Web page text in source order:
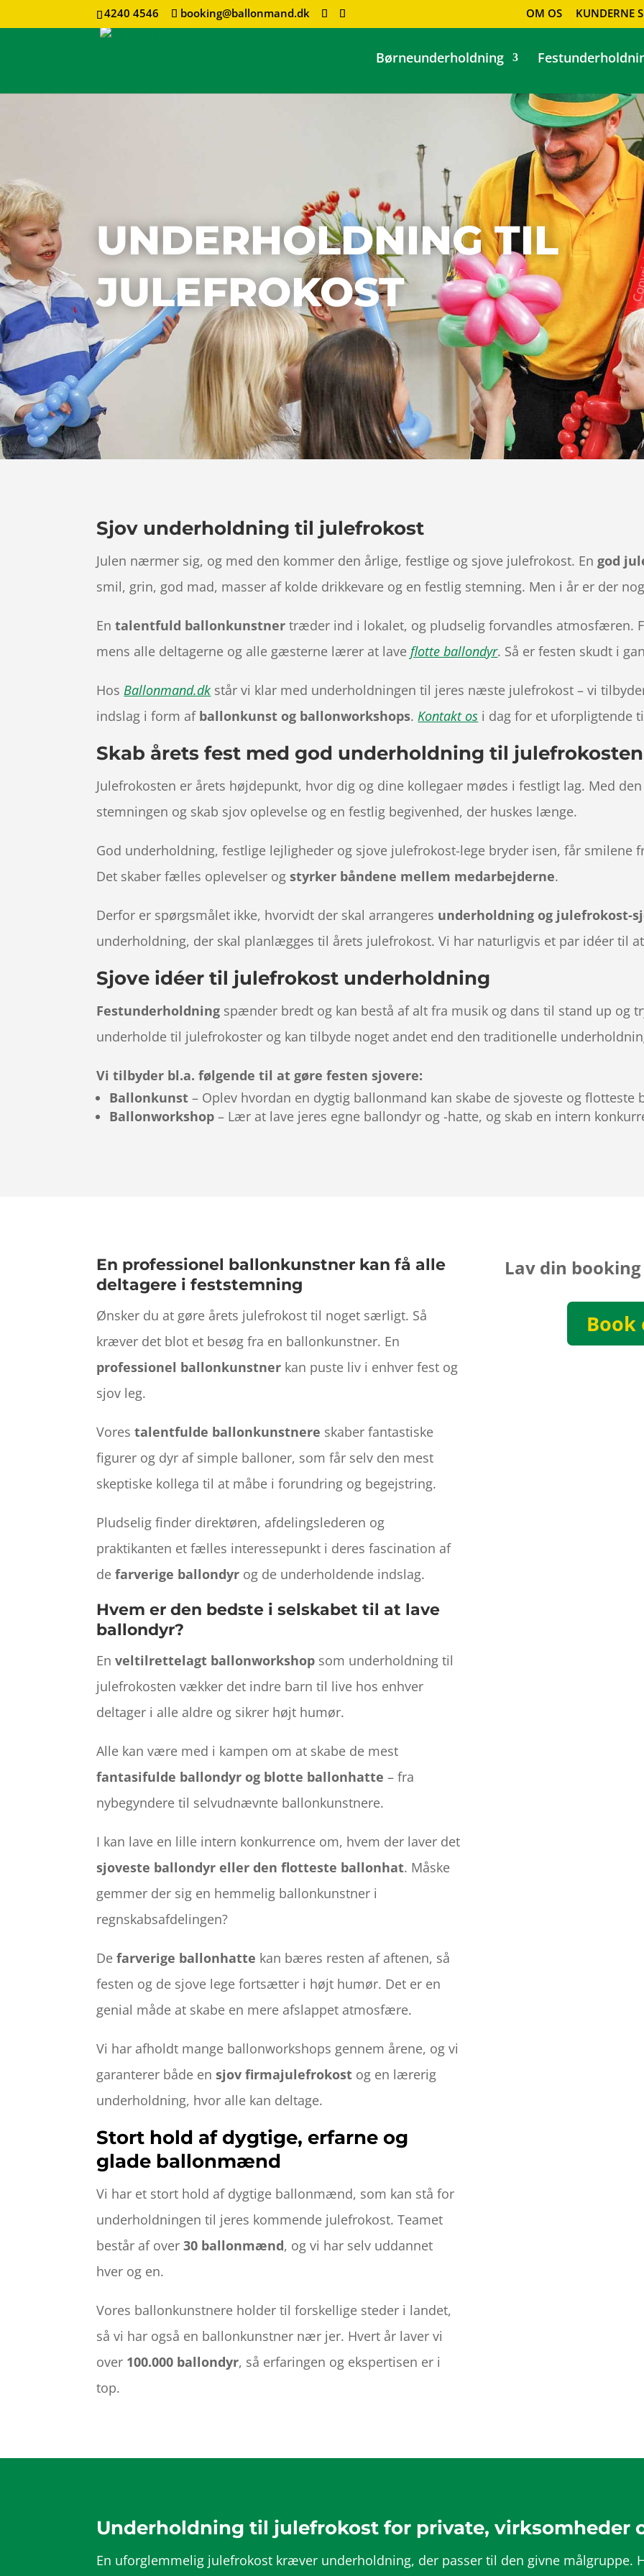
4240 4546 booking@ballonmand.dk OM OS KUNDERNE
Børneunderholdning
UNDERHOLDNING TIL
JULEFROKOST
Sjov underholdning til julefrokost
Julen nærmer sig, og med den kommer den årlige, festlige og sjove julefrokost. Engod
smil, grin, god mad, masser af kolde drikkevare og en festlig stemning. Men i år er der
Entalentfuld ballonkunstner træder ind i lokalet, og pludselig forvandles atmosfæren.
mens alle deltagerne og alle gæsterne lærer at laveflotte ballondyr. Så er festen skudt i
HosBallonmand.dk står vi klar med underholdningen til jeres næste julefrokost – vi
indslag i form af ballonkunst og ballonworkshops.Kontakt os i dag for et uforpligtende
Skab årets fest med god underholdning til julefrokosten
Julefrokosten er årets højdepunkt, hvor dig og dine kollegaer mødes i festligt lag. Med den
stemningen og skab sjov oplevelse og en festlig begivenhed, der huskes længe.
God underholdning, festlige lejligheder og sjove julefrokost-lege bryder isen, får
Det skaber fælles oplevelser og styrker båndene mellem medarbejderne.
Derfor er spørgsmålet ikke, hvorvidt der skal arrangeres underholdning og julefrokost-
underholdning, der skal planlægges til årets julefrokost. Vi har naturligvis et par idéer til
Sjove idéer til julefrokost underholdning
Festunderholdning spænder bredt og kan bestå af alt fra musik og dans til stand up og
underholde til julefrokoster og kan tilbyde noget andet end den traditionelle
Vi tilbyder bl.a. følgende til at gøre festen sjovere:
Ballonkunst– Oplev hvordan en dygtig ballonmand kan skabe de sjoveste og flotteste
Ballonworkshop– Lær at lave jeres egne ballondyr og -hatte, og skab en intern
En professionel ballonkunstner kan få alle
deltagere i feststemning
Ønsker du at gøre årets julefrokost til noget særligt. Så
kræver det blot et besøg fra en ballonkunstner. En
professionel ballonkunstner kan puste liv i enhver fest og
sjov leg.
Vorestalentfulde ballonkunstnere skaber fantastiske
figurer og dyr af simple balloner, som får selv den mest
skeptiske kollega til at måbe i forundring og begejstring.
Pludselig finder direktøren, afdelingslederen og
praktikanten et fælles interessepunkt i deres fascination af
defarverige ballondyr og de underholdende indslag.
Hvem er den bedste i selskabet til at lave
ballondyr?
Enveltilrettelagt ballonworkshop som underholdning til
julefrokosten vækker det indre barn til live hos enhver
deltager i alle aldre og sikrer højt humør.
Alle kan være med i kampen om at skabe de mest
fantasifulde ballondyr og blotte ballonhatte – fra
nybegyndere til selvudnævnte ballonkunstnere.
I kan lave en lille intern konkurrence om, hvem der laver det
sjoveste ballondyr eller den flotteste ballonhat. Måske
gemmer der sig en hemmelig ballonkunstner i
regnskabsafdelingen?
Defarverige ballonhatte kan bæres resten af aftenen, så
festen og de sjove lege fortsætter i højt humør. Det er en
genial måde at skabe en mere afslappet atmosfære.
Vi har afholdt mange ballonworkshops gennem årene, og vi
garanterer både ensjov firmajulefrokost og en lærerig
underholdning, hvor alle kan deltage.
Stort hold af dygtige, erfarne og
glade ballonmænd
Vi har et stort hold af dygtige ballonmænd, som kan stå for
underholdningen til jeres kommende julefrokost. Teamet
består af over30 ballonmænd, og vi har selv uddannet
hver og en.
Vores ballonkunstnere holder til forskellige steder i landet,
så vi har også en ballonkunstner nær jer. Hvert år laver vi
over 100.000 ballondyr, så erfaringen og ekspertisen er i
top.
Lav din
Book
Underholdning til julefrokost for private, virksomheder
En uforglemmelig julefrokost kræver underholdning, der passer til den givne målgruppe.